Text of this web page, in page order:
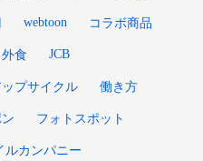
webtoon コラボ商品
外食 JCB
ップサイクル 働き方
フォトスポット
ルカンパニー